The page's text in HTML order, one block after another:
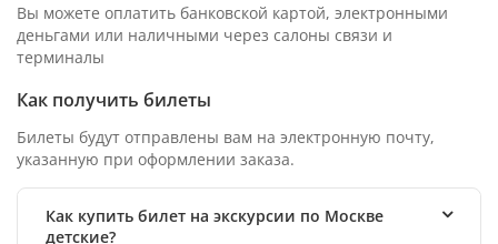
Вы можете оплатить банковской картой, электронными
деньгами или наличными через салоны связи и
терминалы
Как получить билеты
Билеты будут отправлены вам на электронную почту,
указанную при оформлении заказа.
Как купить билет на экскурсии по Москве
детские?